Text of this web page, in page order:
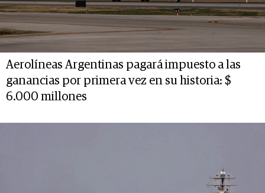
Aerolíneas Argentinas pagará impuesto a las
ganancias por primera vez en su historia: $
6.000 millones